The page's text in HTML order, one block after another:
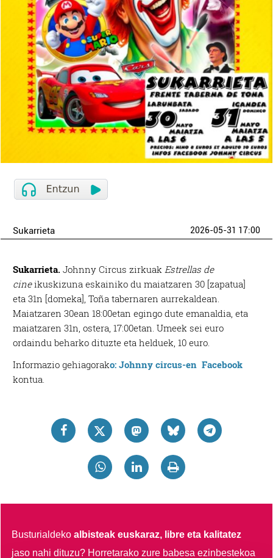
Sukarrieta 2026-05-31 17:00
Sukarrieta.Johnny Circus zirkuak Estrellas de
cineikuskizuna eskainiko du maiatzaren 30 [zapatua]
eta 31n [domeka], Toña tabernaren aurrekaldean.
Maiatzaren 30ean 18:00etan egingo dute emanaldia, eta
maiatzaren 31n, ostera, 17:00etan. Umeek sei euro
ordaindu beharko dituzte eta helduek, 10 euro.
Informazio gehiagorako: Johnny circus-en Facebook
kontua.
Busturialdekoalbisteak euskaraz, libre eta kalitatez
jaso nahi dituzu? Horretarako zure babesa ezinbestekoa